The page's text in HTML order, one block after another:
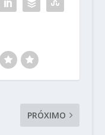
PRÓXIMO